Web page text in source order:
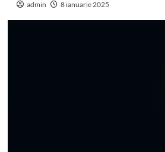
admin 8 ianuarie 2025